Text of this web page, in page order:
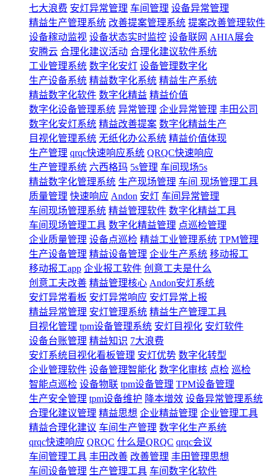
七大浪费 安灯异常管理 车间管理 设备异常管理
精益生产管理系统 改善提案管理系统 提案改善管理软件
设备稼动监视 设备状态实时监控 设备联网 AHIA展会
安腾云 合理化建议活动 合理化建议软件系统
工业管理系统 数字化安灯 设备管理数字化
生产设备系统 精益数字化系统 精益生产系统
精益数字化软件 数字化精益 精益价值
数字化设备管理系统 异常管理 企业异常管理 丰田公司
数字化安灯系统 精益改善提案 数字化精益生产
目视化管理系统 无纸化办公系统 精益价值体现
生产管理 qrqc快速响应系统 QRQC快速响应
生产管理系统 六西格玛 5s管理 车间现场5s
精益数字化管理系统 生产现场管理 车间 现场管理工具
质量管理 快速响应 Andon 安灯 车间异常管理
车间现场管理系统 精益管理软件 数字化精益工具
车间现场管理工具 数字化精益管理 点巡检管理
企业质量管理 设备点巡检 精益工业管理系统 TPM管理
生产设备管理 精益设备管理 企业生产系统 移动报工
移动报工app 企业报工软件 创意工夫是什么
创意工夫改善 精益管理核心 Andon安灯系统
安灯异常看板 安灯异常响应 安灯异常上报
精益异常管理 安灯管理系统 精益生产管理工具
目视化管理 tpm设备管理系统 安灯目视化 安灯软件
设备台账管理 精益知识 7大浪费
安灯系统目视化看板管理 安灯优势 数字化转型
企业管理软件 设备管理智能化 数字化审核 点检 巡检
智能点巡检 设备物联 tpm设备管理 TPM设备管理
生产安全管理 tpm设备维护 降本增效 设备异常管理系统
合理化建议管理 精益思想 企业精益管理 企业管理工具
精益合理化建议 车间生产管理 数字化生产系统
qrqc快速响应 QRQC 什么是QRQC qrqc会议
车间管理工具 丰田改善 改善管理 丰田管理思想
车间设备管理 生产管理工具 车间数字化软件